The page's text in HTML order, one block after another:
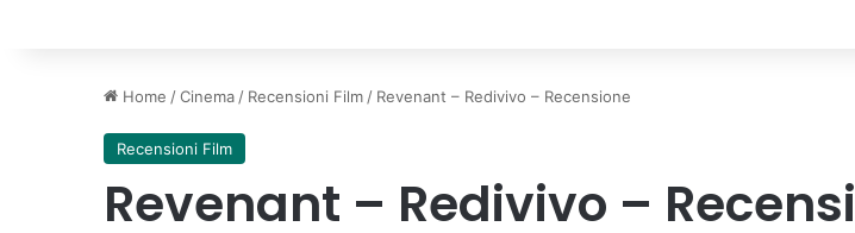
Home /Cinema / Recensioni Film / Revenant – Redivivo – Recensione
Recensioni Film
Revenant – Redivivo –